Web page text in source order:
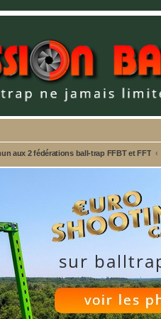
aux 2 fédérations ball-trap FFBT et FFT